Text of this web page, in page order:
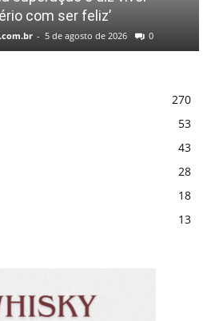
com ser feliz’
- 5 de agosto de 2026 0
270
53
43
28
18
13